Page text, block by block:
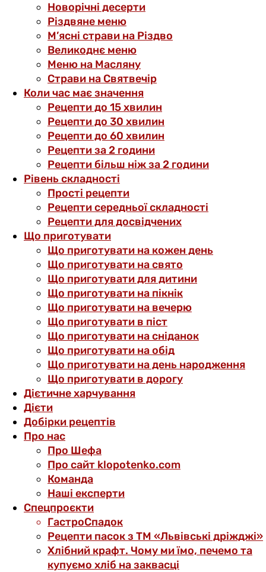
Новорічні десерти
Різдвяне меню
М’ясні страви на Різдво
Великоднє меню
Меню на Масляну
Страви на Святвечір
Коли час має значення
Рецепти до 15 хвилин
Рецепти до 30 хвилин
Рецепти до 60 хвилин
Рецепти за 2 години
Рецепти більш ніж за 2 години
Рівень складності
Прості рецепти
Рецепти середньої складності
Рецепти для досвідчених
Що приготувати
Що приготувати на кожен день
Що приготувати на свято
Що приготувати для дитини
Що приготувати на пікнік
Що приготувати на вечерю
Що приготувати в піст
Що приготувати на сніданок
Що приготувати на обід
Що приготувати на день народження
Що приготувати в дорогу
Дієтичне харчування
Дієти
Добірки рецептів
Про нас
Про Шефа
Про сайт klopotenko.com
Команда
Наші експерти
Спецпроєкти
ГастроСпадок
Рецепти пасок з ТМ «Львівські дріжджі»
Хлібний крафт. Чому ми їмо, печемо та
купуємо хліб на заквасці